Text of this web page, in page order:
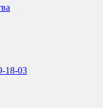
18-03